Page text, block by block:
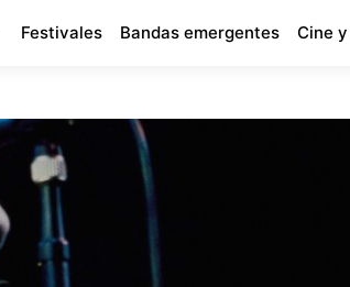
Festivales Bandas emergentes Cine